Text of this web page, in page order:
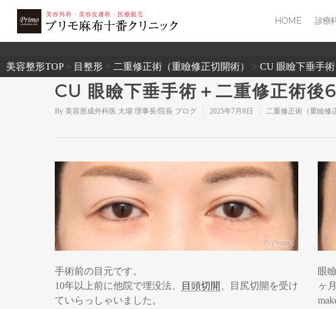
2503
HOME 診療
美容整形TOP> 目整形 > 二重修正術（重瞼修正切開術） > CU 眼瞼下垂手
CU 眼瞼下垂手術＋二重修正術後
By 美容形成外科医 大場 理事長/院長 ブログ 2025年7月8日 二重修正術（重瞼修
手術前の目元です。
10年以上前に他院で埋没法、
目頭切開
、目尻切開を受け
ていらっしゃいました。
眼
ヶ